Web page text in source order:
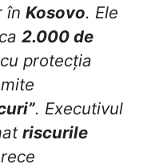
în Kosovo. Ele
2.000 de
protecția
. Executivul
riscurile